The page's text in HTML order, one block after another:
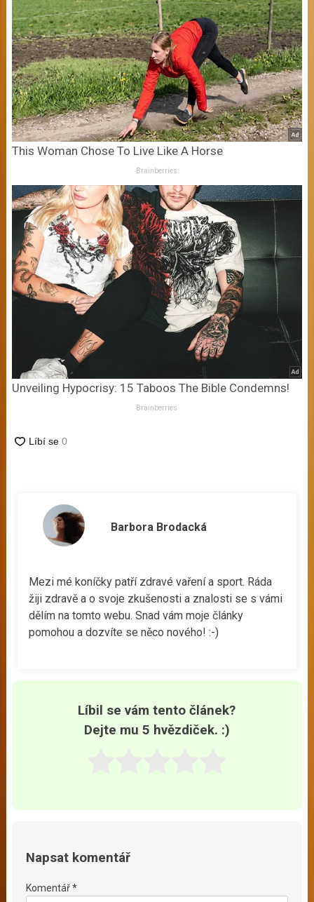
This Woman Chose To Live Like A Horse
Brainberries
Unveiling Hypocrisy: 15 Taboos The Bible Condemns!
Brainberries
Barbora Brodacká
Mezi mé koníčky patří zdravé vaření a sport. Ráda
žiji zdravě a o svoje zkušenosti a znalosti se s vámi
dělím na tomto webu. Snad vám moje články
pomohou a dozvíte se něco nového! :-)
Líbil se vám tento článek?
Dejte mu 5 hvězdiček. :)
Napsat komentář
Komentář *